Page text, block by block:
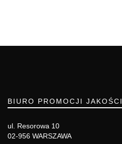
BIURO PROMOCJI
ul. Resorowa 10
02-956 WARSZAWA